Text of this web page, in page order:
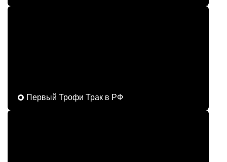
Первый Трофи Трак в РФ